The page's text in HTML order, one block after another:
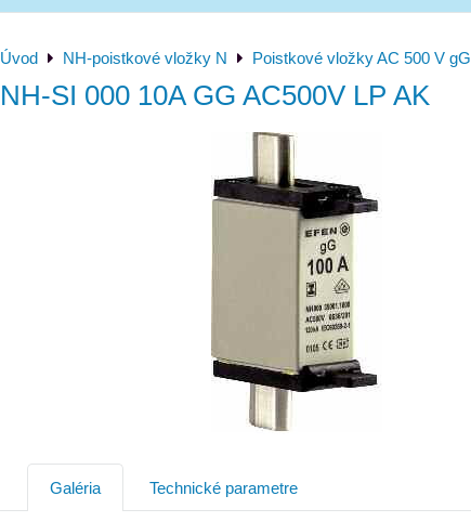
Úvod NH-poistkové vložky N Poistkové vložky AC 500 V gG
NH-SI 000 10A GG AC500V LP AK
Galéria Technické parametre